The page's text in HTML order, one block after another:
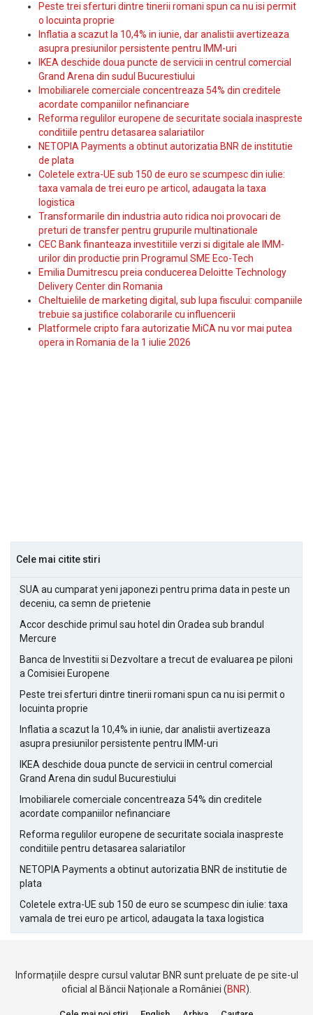
Peste trei sferturi dintre tinerii romani spun ca nu isi permit
o locuinta proprie
Inflatia a scazut la 10,4% in iunie, dar analistii avertizeaza
asupra presiunilor persistente pentru IMM-uri
IKEA deschide doua puncte de servicii in centrul comercial
Grand Arena din sudul Bucurestiului
Imobiliarele comerciale concentreaza 54% din creditele
acordate companiilor nefinanciare
Reforma regulilor europene de securitate sociala inaspreste
conditiile pentru detasarea salariatilor
NETOPIA Payments a obtinut autorizatia BNR de institutie
de plata
Coletele extra-UE sub 150 de euro se scumpesc din iulie:
taxa vamala de trei euro pe articol, adaugata la taxa
logistica
Transformarile din industria auto ridica noi provocari de
preturi de transfer pentru grupurile multinationale
CEC Bank finanteaza investitiile verzi si digitale ale IMM-
urilor din productie prin Programul SME Eco-Tech
Emilia Dumitrescu preia conducerea Deloitte Technology
Delivery Center din Romania
Cheltuielile de marketing digital, sub lupa fiscului: companiile
trebuie sa justifice colaborarile cu influencerii
Platformele cripto fara autorizatie MiCA nu vor mai putea
opera in Romania de la 1 iulie 2026
Cele mai citite stiri
SUA au cumparat yeni japonezi pentru prima data in peste un
deceniu, ca semn de prietenie
Accor deschide primul sau hotel din Oradea sub brandul
Mercure
Banca de Investitii si Dezvoltare a trecut de evaluarea pe piloni
a Comisiei Europene
Peste trei sferturi dintre tinerii romani spun ca nu isi permit o
locuinta proprie
Inflatia a scazut la 10,4% in iunie, dar analistii avertizeaza
asupra presiunilor persistente pentru IMM-uri
IKEA deschide doua puncte de servicii in centrul comercial
Grand Arena din sudul Bucurestiului
Imobiliarele comerciale concentreaza 54% din creditele
acordate companiilor nefinanciare
Reforma regulilor europene de securitate sociala inaspreste
conditiile pentru detasarea salariatilor
NETOPIA Payments a obtinut autorizatia BNR de institutie de
plata
Coletele extra-UE sub 150 de euro se scumpesc din iulie: taxa
vamala de trei euro pe articol, adaugata la taxa logistica
Informațiile despre cursul valutar BNR sunt preluate de pe site-ul
oficial al Băncii Naționale a României (BNR).